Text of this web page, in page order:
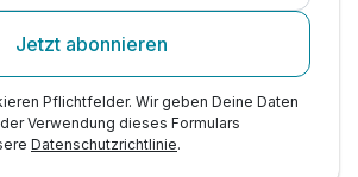
Jetzt abonnieren
Pflichtfelder. Wir geben Deine Daten
Verwendung dieses Formulars
Datenschutzrichtlinie.